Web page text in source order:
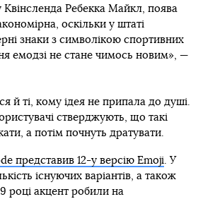
Квінсленда Ребекка Майкл, поява
оскільки у штаті
знаки з символікою спортивних
емодзі не стане чимось новим», —
й ті, кому ідея не припала до душі.
стверджують, що такі
а потім почнуть дратувати.
представив 12-у версію Emoji. У
існуючих варіантів, а також
році акцент робили на